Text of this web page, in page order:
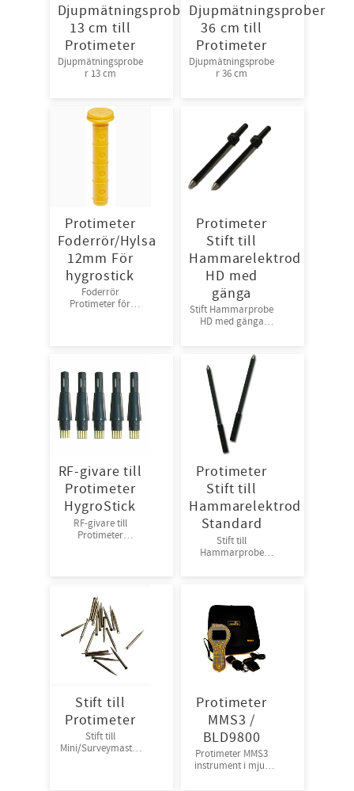
Djupmätningsprober
13 cm till
Protimeter
Djupmätningsprobe
r 13 cm
Djupmätningsprober
36 cm till
Protimeter
Djupmätningsprobe
r 36 cm
Protimeter
Foderrör/Hylsa
12mm För
hygrostick
Foderrör
Protimeter för
Protimeter
Stift till
Hammarelektrod
HD med
gänga
Stift Hammarprobe
HD med gänga
styck och inte per
förpackning
RF-givare till
Protimeter
HygroStick
RF-givare till
Protimeter
Protimeter
Stift till
Hammarelektrod
Standard
Stift till
Hammarprobe
Stift till
Protimeter
Stift till
Mini/Surveymaster
Protimeter
MMS3 /
BLD9800
Protimeter MMS3
instrument i mjuk